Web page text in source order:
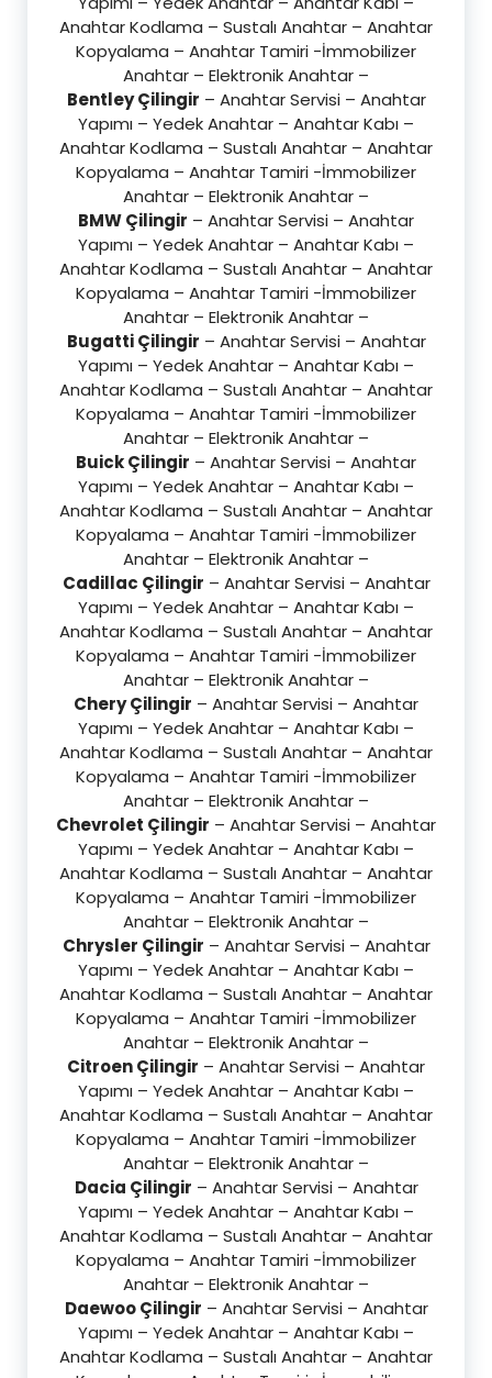
Anahtar Kodlama – Sustalı Anahtar – Anahtar
Kopyalama – Anahtar Tamiri -İmmobilizer
Anahtar – Elektronik Anahtar –
Bentley Çilingir – Anahtar Servisi – Anahtar
Yapımı – Yedek Anahtar – Anahtar Kabı –
Anahtar Kodlama – Sustalı Anahtar – Anahtar
Kopyalama – Anahtar Tamiri -İmmobilizer
Anahtar – Elektronik Anahtar –
BMW Çilingir – Anahtar Servisi – Anahtar
Yapımı – Yedek Anahtar – Anahtar Kabı –
Anahtar Kodlama – Sustalı Anahtar – Anahtar
Kopyalama – Anahtar Tamiri -İmmobilizer
Anahtar – Elektronik Anahtar –
Bugatti Çilingir – Anahtar Servisi – Anahtar
Yapımı – Yedek Anahtar – Anahtar Kabı –
Anahtar Kodlama – Sustalı Anahtar – Anahtar
Kopyalama – Anahtar Tamiri -İmmobilizer
Anahtar – Elektronik Anahtar –
Buick Çilingir – Anahtar Servisi – Anahtar
Yapımı – Yedek Anahtar – Anahtar Kabı –
Anahtar Kodlama – Sustalı Anahtar – Anahtar
Kopyalama – Anahtar Tamiri -İmmobilizer
Anahtar – Elektronik Anahtar –
Cadillac Çilingir – Anahtar Servisi – Anahtar
Yapımı – Yedek Anahtar – Anahtar Kabı –
Anahtar Kodlama – Sustalı Anahtar – Anahtar
Kopyalama – Anahtar Tamiri -İmmobilizer
Anahtar – Elektronik Anahtar –
Chery Çilingir – Anahtar Servisi – Anahtar
Yapımı – Yedek Anahtar – Anahtar Kabı –
Anahtar Kodlama – Sustalı Anahtar – Anahtar
Kopyalama – Anahtar Tamiri -İmmobilizer
Anahtar – Elektronik Anahtar –
Chevrolet Çilingir – Anahtar Servisi – Anahtar
Yapımı – Yedek Anahtar – Anahtar Kabı –
Anahtar Kodlama – Sustalı Anahtar – Anahtar
Kopyalama – Anahtar Tamiri -İmmobilizer
Anahtar – Elektronik Anahtar –
Chrysler Çilingir – Anahtar Servisi – Anahtar
Yapımı – Yedek Anahtar – Anahtar Kabı –
Anahtar Kodlama – Sustalı Anahtar – Anahtar
Kopyalama – Anahtar Tamiri -İmmobilizer
Anahtar – Elektronik Anahtar –
Citroen Çilingir – Anahtar Servisi – Anahtar
Yapımı – Yedek Anahtar – Anahtar Kabı –
Anahtar Kodlama – Sustalı Anahtar – Anahtar
Kopyalama – Anahtar Tamiri -İmmobilizer
Anahtar – Elektronik Anahtar –
Dacia Çilingir – Anahtar Servisi – Anahtar
Yapımı – Yedek Anahtar – Anahtar Kabı –
Anahtar Kodlama – Sustalı Anahtar – Anahtar
Kopyalama – Anahtar Tamiri -İmmobilizer
Anahtar – Elektronik Anahtar –
Daewoo Çilingir – Anahtar Servisi – Anahtar
Yapımı – Yedek Anahtar – Anahtar Kabı –
Anahtar Kodlama – Sustalı Anahtar – Anahtar